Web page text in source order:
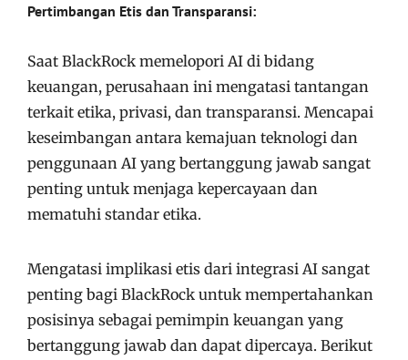
Pertimbangan Etis dan Transparansi:
Saat BlackRock memelopori AI di bidang
keuangan, perusahaan ini mengatasi tantangan
terkait etika, privasi, dan transparansi. Mencapai
keseimbangan antara kemajuan teknologi dan
penggunaan AI yang bertanggung jawab sangat
penting untuk menjaga kepercayaan dan
mematuhi standar etika.
Mengatasi implikasi etis dari integrasi AI sangat
penting bagi BlackRock untuk mempertahankan
posisinya sebagai pemimpin keuangan yang
bertanggung jawab dan dapat dipercaya. Berikut